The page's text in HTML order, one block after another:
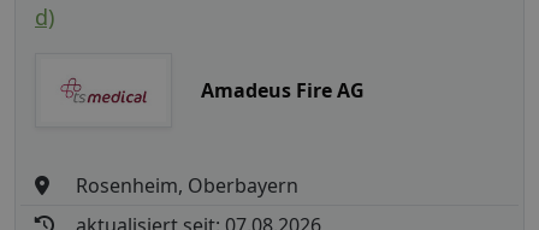
d)
Amadeus Fire AG
Rosenheim, Oberbayern
aktualisiert seit: 07.08.2026